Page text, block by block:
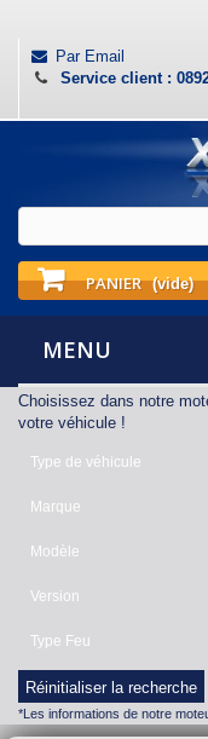
Par Email
Service client :
PANIER (vide)
MENU
Choisissez dans notre
votre véhicule !
Type de véhicule
Marque
Modèle
Version
Type Feu
Réinitialiser la recherche
*Les informations de notre